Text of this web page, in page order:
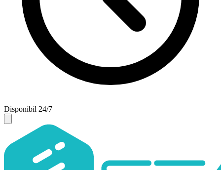
Disponibil 24/7